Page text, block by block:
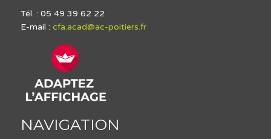
Tél. : 05 49 39 62 22
E-mail : cfa.acad@ac-poitiers.fr
NAVIGATION